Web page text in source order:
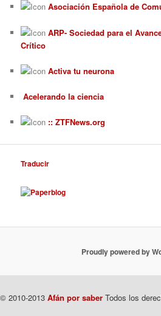
Asociación Española de
ARP- Sociedad para el
Crítico
Activa tu neurona
Acelerando la ciencia
:: ZTFNews.org
Traducir
Proudly powered by
© 2010-2013 Afán por saber Todos los